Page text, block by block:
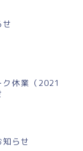
休業（2021
らせ